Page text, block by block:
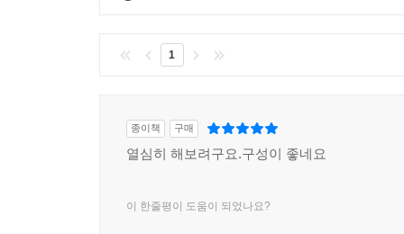
1
종이책 구매
열심히 해보려구요.구성이 좋네요
이 한줄평이 도움이 되었나요?